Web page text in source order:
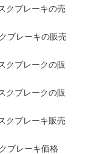
クブレーキの売
ブレーキの販売
クブレークの販
クブレークの販
クブレーキ販売
ブレーキ価格